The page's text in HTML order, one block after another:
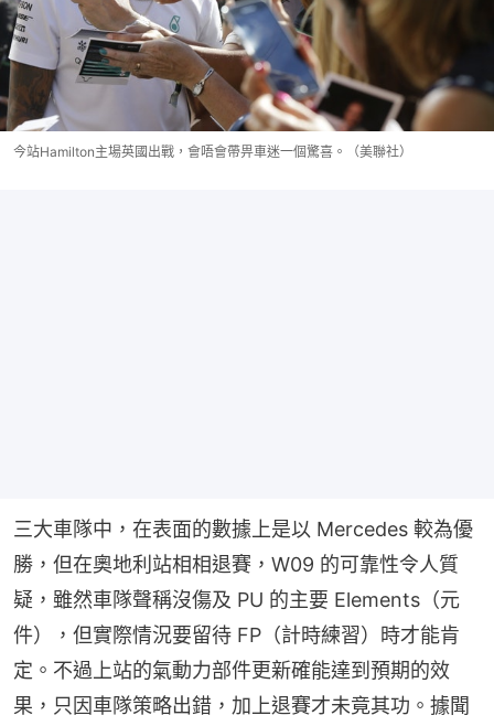
今站Hamilton主場英國出戰，會唔會帶畀車迷一個驚喜。（美聯社）
三大車隊中，在表面的數據上是以 Mercedes 較為優
勝，但在奧地利站相相退賽，W09 的可靠性令人質
疑，雖然車隊聲稱沒傷及 PU 的主要 Elements（元
件），但實際情況要留待 FP（計時練習）時才能肯
定。不過上站的氣動力部件更新確能達到預期的效
果，只因車隊策略出錯，加上退賽才未竟其功。據聞